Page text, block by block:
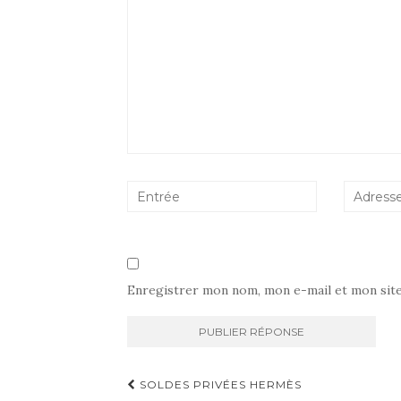
Enregistrer mon nom, mon e-mail et mon
Navigation
SOLDES PRIVÉES HERMÈS